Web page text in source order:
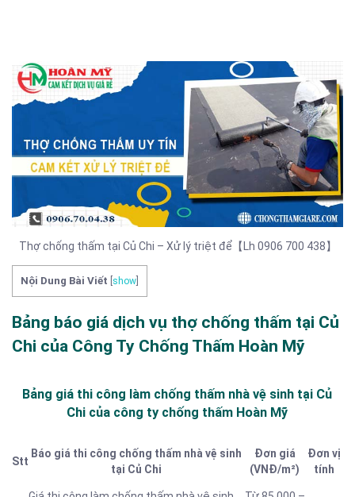
Thợ chống thấm tại Củ Chi – Xử lý triệt để【Lh 0906 700 438】
Nội Dung Bài Viết show
Bảng báo giá dịch vụ thợ chống thấm tại Củ
Chi của Công Ty Chống Thấm Hoàn Mỹ
Bảng giá thi công làm chống thấm nhà vệ sinh tại Củ
Chi của công ty chống thấm Hoàn Mỹ
Stt
Báo giá thi công chống thấm nhà vệ sinh
tại Củ Chi
Đơn giá
(VNĐ/m²)
Đơn vị
tính